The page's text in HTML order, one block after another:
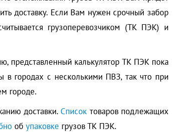
доставку. Если Вам нужен срочный забор
грузоперевозчиком (ТК ПЭК) и
представленный калькулятор ТК ПЭК пока
в городах с несколькими ПВЗ, так что при
городе.
доставки. Список товаров подлежащих
об упаковке грузов ТК ПЭК.